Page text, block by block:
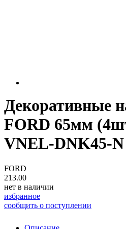
Декоративные
FORD 65мм
VNEL-DNK45-N
FORD
213.00
нет в наличии
избранное
сообщить о поступлении